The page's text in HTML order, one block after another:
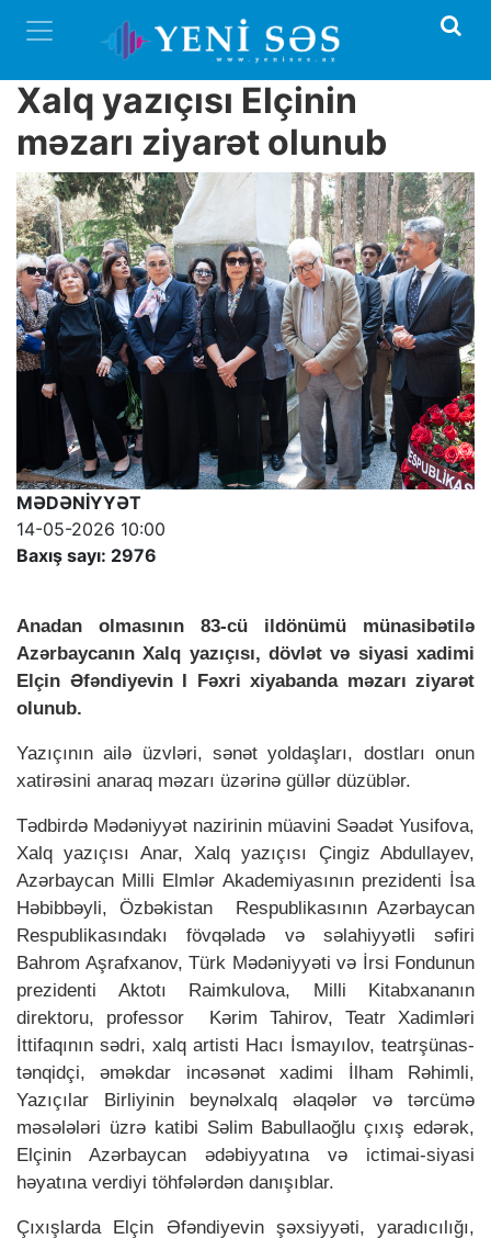
Xalq yazıçısı Elçinin
məzarı ziyarət olunub
MƏDƏNİYYƏT
14-05-2026 10:00
Baxış sayı: 2976
Anadan olmasının 83-cü ildönümü münasibətilə
Azərbaycanın Xalq yazıçısı, dövlət və siyasi xadimi
Elçin Əfəndiyevin I Fəxri xiyabanda məzarı ziyarət
olunub.
Yazıçının ailə üzvləri, sənət yoldaşları, dostları onun
xatirəsini anaraq məzarı üzərinə güllər düzüblər.
Tədbirdə Mədəniyyət nazirinin müavini Səadət Yusifova,
Xalq yazıçısı Anar, Xalq yazıçısı Çingiz Abdullayev,
Azərbaycan Milli Elmlər Akademiyasının prezidenti İsa
Həbibbəyli, Özbəkistan Respublikasının Azərbaycan
Respublikasındakı fövqəladə və səlahiyyətli səfiri
Bahrom Aşrafxanov, Türk Mədəniyyəti və İrsi Fondunun
prezidenti Aktotı Raimkulova, Milli Kitabxananın
direktoru, professor Kərim Tahirov, Teatr Xadimləri
İttifaqının sədri, xalq artisti Hacı İsmayılov, teatrşünas-
tənqidçi, əməkdar incəsənət xadimi İlham Rəhimli,
Yazıçılar Birliyinin beynəlxalq əlaqələr və tərcümə
məsələləri üzrə katibi Səlim Babullaoğlu çıxış edərək,
Elçinin Azərbaycan ədəbiyyatına və ictimai-siyasi
həyatına verdiyi töhfələrdən danışıblar.
Çıxışlarda Elçin Əfəndiyevin şəxsiyyəti, yaradıcılığı,